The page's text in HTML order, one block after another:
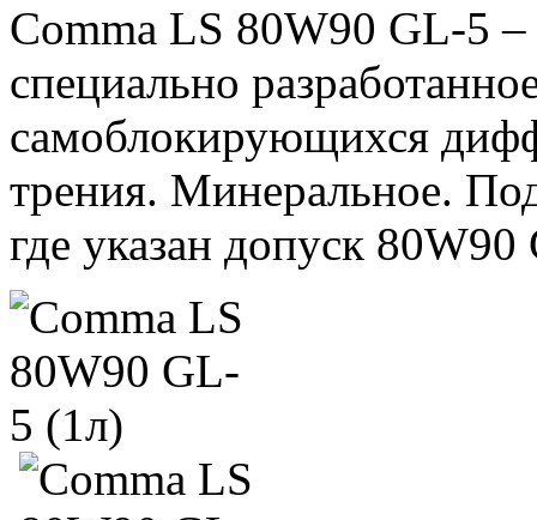
Comma LS 80W90 GL-5
специально
самоблокирующихся
трения. Минеральное.
где указан допуск